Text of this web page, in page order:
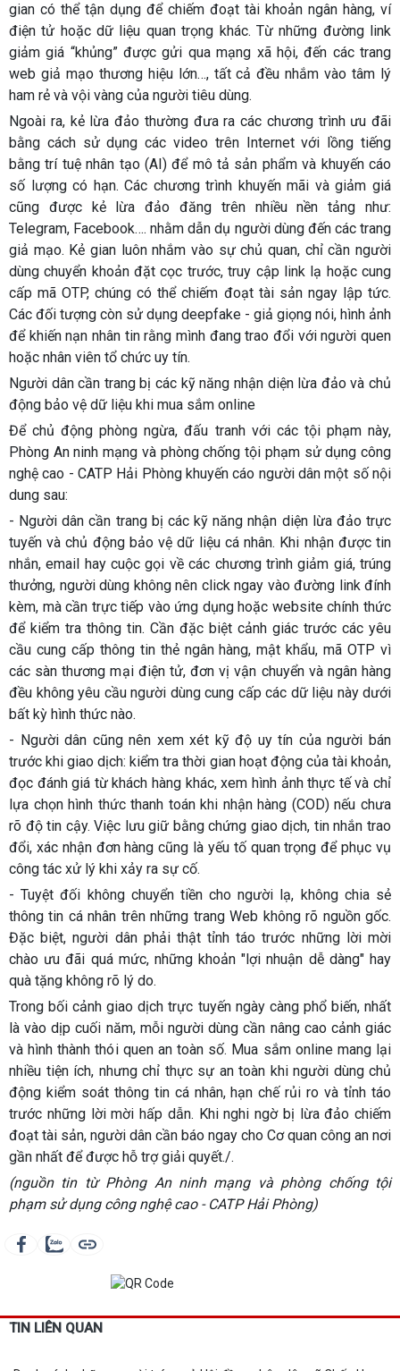
gian có thể tận dụng để chiếm đoạt tài khoản ngân hàng, ví
điện tử hoặc dữ liệu quan trọng khác. Từ những đường link
giảm giá “khủng” được gửi qua mạng xã hội, đến các trang
web giả mạo thương hiệu lớn…, tất cả đều nhắm vào tâm lý
ham rẻ và vội vàng của người tiêu dùng.
Ngoài ra, kẻ lừa đảo thường đưa ra các chương trình ưu đãi
bằng cách sử dụng các video trên Internet với lồng tiếng
bằng trí tuệ nhân tạo (AI) để mô tả sản phẩm và khuyến cáo
số lượng có hạn. Các chương trình khuyến mãi và giảm giá
cũng được kẻ lừa đảo đăng trên nhiều nền tảng như:
Telegram, Facebook…. nhằm dẫn dụ người dùng đến các trang
giả mạo. Kẻ gian luôn nhắm vào sự chủ quan, chỉ cần người
dùng chuyển khoản đặt cọc trước, truy cập link lạ hoặc cung
cấp mã OTP, chúng có thể chiếm đoạt tài sản ngay lập tức.
Các đối tượng còn sử dụng deepfake - giả giọng nói, hình ảnh
để khiến nạn nhân tin rằng mình đang trao đổi với người quen
hoặc nhân viên tổ chức uy tín.
Người dân cần trang bị các kỹ năng nhận diện lừa đảo và chủ
động bảo vệ dữ liệu khi mua sắm online
Để chủ động phòng ngừa, đấu tranh với các tội phạm này,
Phòng An ninh mạng và phòng chống tội phạm sử dụng công
nghệ cao - CATP Hải Phòng khuyến cáo người dân một số nội
dung sau:
- Người dân cần trang bị các kỹ năng nhận diện lừa đảo trực
tuyến và chủ động bảo vệ dữ liệu cá nhân. Khi nhận được tin
nhắn, email hay cuộc gọi về các chương trình giảm giá, trúng
thưởng, người dùng không nên click ngay vào đường link đính
kèm, mà cần trực tiếp vào ứng dụng hoặc website chính thức
để kiểm tra thông tin. Cần đặc biệt cảnh giác trước các yêu
cầu cung cấp thông tin thẻ ngân hàng, mật khẩu, mã OTP vì
các sàn thương mại điện tử, đơn vị vận chuyển và ngân hàng
đều không yêu cầu người dùng cung cấp các dữ liệu này dưới
bất kỳ hình thức nào.
- Người dân cũng nên xem xét kỹ độ uy tín của người bán
trước khi giao dịch: kiểm tra thời gian hoạt động của tài khoản,
đọc đánh giá từ khách hàng khác, xem hình ảnh thực tế và chỉ
lựa chọn hình thức thanh toán khi nhận hàng (COD) nếu chưa
rõ độ tin cậy. Việc lưu giữ bằng chứng giao dịch, tin nhắn trao
đổi, xác nhận đơn hàng cũng là yếu tố quan trọng để phục vụ
công tác xử lý khi xảy ra sự cố.
- Tuyệt đối không chuyển tiền cho người lạ, không chia sẻ
thông tin cá nhân trên những trang Web không rõ nguồn gốc.
Đặc biệt, người dân phải thật tỉnh táo trước những lời mời
chào ưu đãi quá mức, những khoản "lợi nhuận dễ dàng" hay
quà tặng không rõ lý do.
Trong bối cảnh giao dịch trực tuyến ngày càng phổ biến, nhất
là vào dịp cuối năm, mỗi người dùng cần nâng cao cảnh giác
và hình thành thói quen an toàn số. Mua sắm online mang lại
nhiều tiện ích, nhưng chỉ thực sự an toàn khi người dùng chủ
động kiểm soát thông tin cá nhân, hạn chế rủi ro và tỉnh táo
trước những lời mời hấp dẫn. Khi nghi ngờ bị lừa đảo chiếm
đoạt tài sản, người dân cần báo ngay cho Cơ quan công an nơi
gần nhất để được hỗ trợ giải quyết./.
(nguồn tin từ Phòng An ninh mạng và phòng chống tội
phạm sử dụng công nghệ cao - CATP Hải Phòng)
TIN LIÊN QUAN